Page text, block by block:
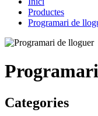
Productes
Programari de
Categories